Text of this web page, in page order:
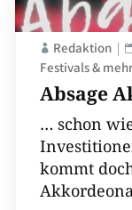
Absage
Redaktion
Festivals & mehr
… schon
kommt